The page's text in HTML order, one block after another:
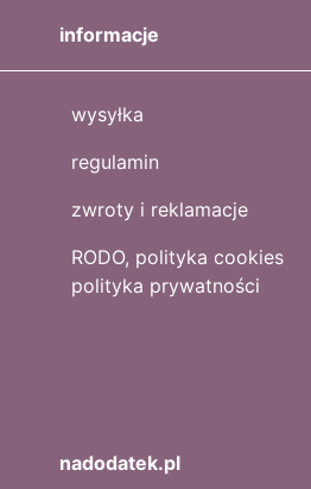
informacje
wysyłka
regulamin
zwroty i reklamacje
RODO, polityka cookies
polityka prywatności
nadodatek.pl